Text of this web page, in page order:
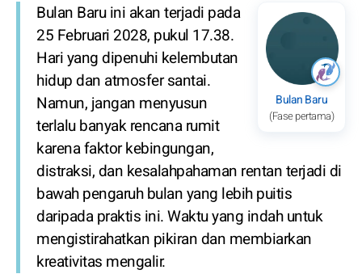
Bulan Baru
(Fase pertama)
Bulan Baru ini akan terjadi pada
25 Februari 2028, pukul 17.38.
Hari yang dipenuhi kelembutan
hidup dan atmosfer santai.
Namun, jangan menyusun
terlalu banyak rencana rumit
karena faktor kebingungan,
distraksi, dan kesalahpahaman rentan terjadi di
bawah pengaruh bulan yang lebih puitis
daripada praktis ini. Waktu yang indah untuk
mengistirahatkan pikiran dan membiarkan
kreativitas mengalir.